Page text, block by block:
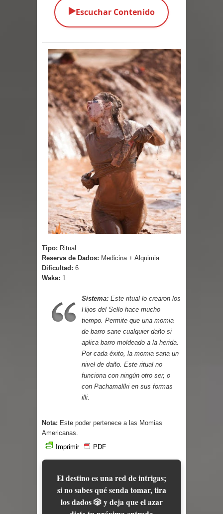
los Vivos
Parte 01: Escondido a Plena Luz
Parte 02: El Enemigo de mi Enemigo
Parte 06: Coletazos
Parte 05: Los Horrores del Infierno
Parte 04: Oídos Sordos
Parte 03: La Traición
Parte 02: Vuelve el Hijo Prodigo
Parte 03: Reflexiones
▶️Escuchar Contenido
Tipo: Ritual
Reserva de Dados: Medicina + Alquimia
Dificultad: 6
Waka: 1
Sistema: Este ritual lo crearon los
Hijos del Sello hace mucho
tiempo. Permite que una momia
de barro sane cualquier daño si
aplica barro moldeado a la herida.
Por cada éxito, la momia sana un
nivel de daño. Este ritual no
funciona con ningún otro ser, o
con Pachamallki en sus formas
illi.
Nota: Este poder pertenece a las Momias
Americanas.
Imprimir
PDF
El destino es una red de intrigas;
si no sabes qué senda tomar, tira
los dados 🎲 y deja que el azar